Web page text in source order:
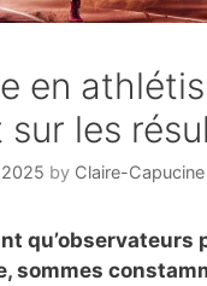
en
sur les
by Claire-
qu’observateurs
sommes